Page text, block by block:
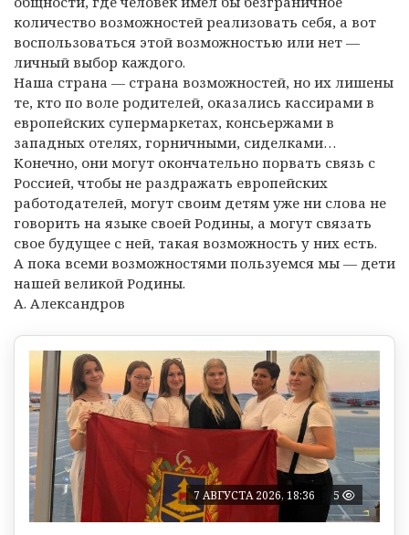
количество возможностей реализовать себя, а вот
воспользоваться этой возможностью или нет —
личный выбор каждого.
Наша страна — страна возможностей, но их лишены
те, кто по воле родителей, оказались кассирами в
европейских супермаркетах, консьержами в
западных отелях, горничными, сиделками…
Конечно, они могут окончательно порвать связь с
Россией, чтобы не раздражать европейских
работодателей, могут своим детям уже ни слова не
говорить на языке своей Родины, а могут связать
свое будущее с ней, такая возможность у них есть.
А пока всеми возможностями пользуемся мы — дети
нашей великой Родины.
А. Александров
7 АВГУСТА 2026, 18:36 5